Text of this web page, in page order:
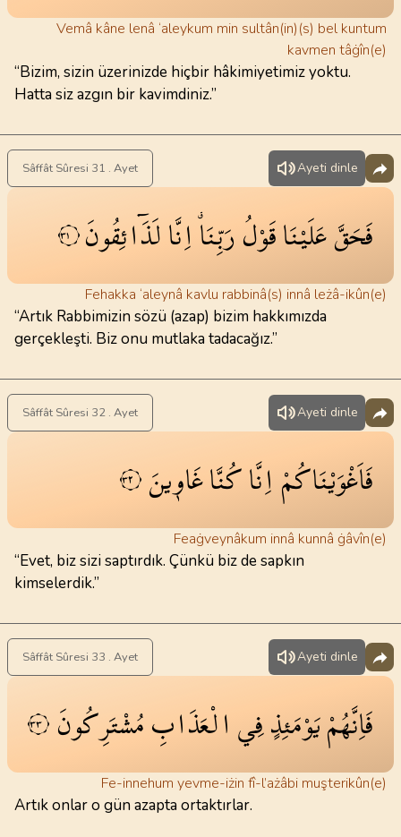
Vemâ kâne lenâ ‘aleykum min sultân(in)(s) bel kuntum
kavmen tâġîn(e)
“Bizim, sizin üzerinizde hiçbir hâkimiyetimiz yoktu.
Hatta siz azgın bir kavimdiniz.”
Sâffât Sûresi 31 . Ayet Ayeti dinle
فَحَقَّعَلَيْنَاقَوْلُرَبِّنَاۗاِنَّالَذَٓائِقُونَ ٣١
Fehakka ‘aleynâ kavlu rabbinâ(s) innâ leżâ-ikûn(e)
“Artık Rabbimizin sözü (azap) bizim hakkımızda
gerçekleşti. Biz onu mutlaka tadacağız.”
Sâffât Sûresi 32 . Ayet Ayeti dinle
فَاَغْوَيْنَا‌كُمْاِنَّاكُنَّاغَاو۪ينَ ٣٢
Feaġveynâkum innâ kunnâ ġâvîn(e)
“Evet, biz sizi saptırdık. Çünkü biz de sapkın
kimselerdik.”
Sâffât Sûresi 33 . Ayet Ayeti dinle
فَاِنَّهُمْيَوْمَئِذٍفِيالْعَذَابِمُشْتَرِكُونَ ٣٣
Fe-innehum yevme-iżin fî-l’ażâbi muşterikûn(e)
Artık onlar o gün azapta ortaktırlar.